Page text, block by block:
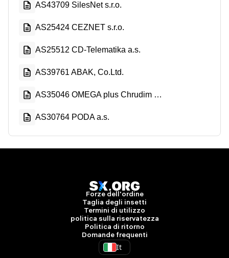
AS43709 SilesNet s.r.o.
AS25424 CEZNET s.r.o.
AS25512 CD-Telematika a.s.
AS39761 ABAK, Co.Ltd.
AS35046 OMEGA plus Chrudim s.r.o.
AS30764 PODA a.s.
Forze dell'ordine
Taglia degli insetti
Termini di utilizzo
politica sulla riservatezza
Politica di ritorno
Domande frequenti
It